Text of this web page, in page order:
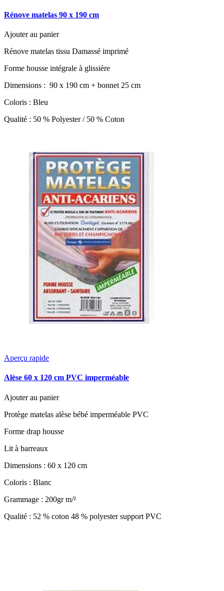
Rénove matelas 90 x 190 cm
Ajouter au panier
Rénove matelas tissu Damassé imprimé
Forme housse intégrale à glissière
Dimensions : 90 x 190 cm + bonnet 25 cm
Coloris : Bleu
Qualité : 50 % Polyester / 50 % Coton
Aperçu rapide
Alèse 60 x 120 cm PVC imperméable
Ajouter au panier
Protège matelas alèse bébé imperméable PVC
Forme drap housse
Lit à barreaux
Dimensions : 60 x 120 cm
Coloris : Blanc
Grammage : 200gr m/²
Qualité : 52 % coton 48 % polyester support PVC